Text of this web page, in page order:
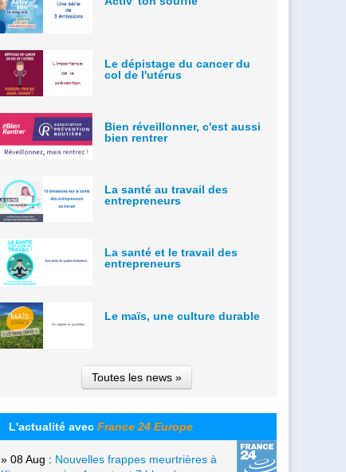
Le dépistage du cancer du
col de l'utérus
Bien réveillonner, c'est aussi
bien rentrer
La santé au travail des
entrepreneurs
La santé et le travail des
entrepreneurs
Le maïs, une culture durable
Toutes les news »
L'actualité avec France 24 Europe
» 08 Aug : Nouvelles frappes meurtrières à